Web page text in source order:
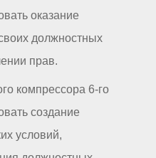
оказание
должностных
прав.
компрессора 6-го
создание
условий,